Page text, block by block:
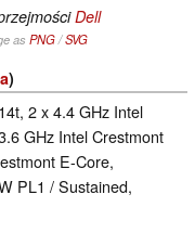
Dell
as PNG/SVG
)
2 x 4.4 GHz Intel
GHz Intel Crestmont
E-Core,
PL1 / Sustained,